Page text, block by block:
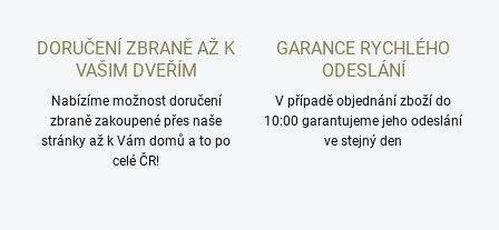
DORUČENÍ ZBRANĚ AŽ K
VAŠIM DVEŘÍM
Nabízíme možnost doručení
zbraně zakoupené přes naše
stránky až k Vám domů a to po
celé ČR!
GARANCE RYCHLÉHO
ODESLÁNÍ
V případě objednání zboží do
10:00 garantujeme jeho odeslání
ve stejný den